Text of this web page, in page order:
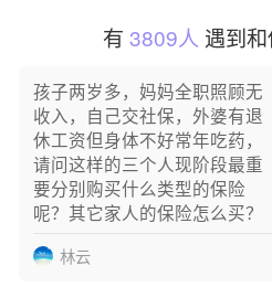
阿** 已成功预约
李** 已成功预约
罗** 已成功预约
胡** 已成功预约
黄** 已成功预约
成** 已成功预约
郑** 已成功预约
有 3809人 遇到
孩子两岁多，妈妈全职照顾无
收入，自己交社保，外婆有退
休工资但身体不好常年吃药，
请问这样的三个人现阶段最重
要分别购买什么类型的保险
呢？其它家人的保险怎么买？
林云